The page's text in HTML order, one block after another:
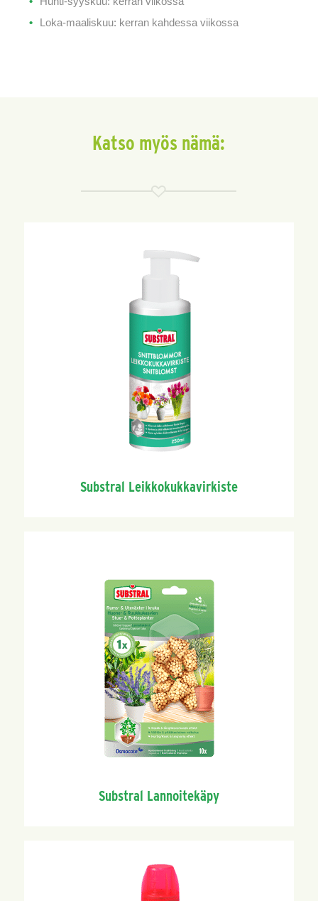
Loka-maaliskuu: kerran kahdessa viikossa
Katso myös nämä:
Substral Leikkokukkavirkiste
Substral Lannoitekäpy